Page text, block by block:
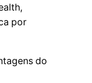
por
do